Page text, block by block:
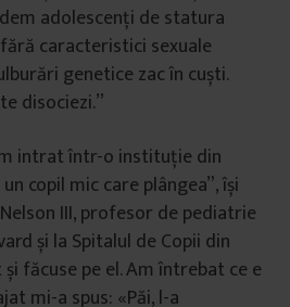
adolescenți de statura
caracteristici sexuale
genetice zac în cuști.
disociezi.”
intrat într-o instituție din
copil mic care plângea”, își
III, profesor de pediatrie
și la Spitalul de Copii din
făcuse pe el. Am întrebat ce e
mi-a spus: «Păi, l-a